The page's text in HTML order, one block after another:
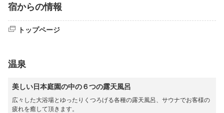
宿からの情報
トップページ
温泉
美しい日本庭園の中の６つの露天風呂
広々した大浴場とゆったりくつろげる各種の露天風呂、サウナでお客様の
疲れを癒して頂きます。